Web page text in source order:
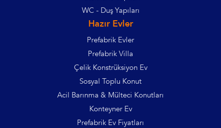
WC - Duş Yapıları
Hazır Evler
Prefabrik Evler
Prefabrik Villa
Çelik Konstrüksiyon Ev
Sosyal Toplu Konut
Acil Barınma & Mülteci Konutları
Konteyner Ev
Prefabrik Ev Fiyatları